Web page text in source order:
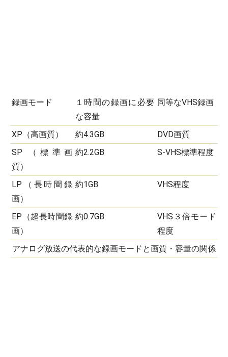
録画モード
１時間の録画に必要
な容量
同等なVHS録画
XP（高画質） 約4.3GB
DVD画質
SP （標準画
質）
約2.2GB S-VHS標準程度
LP（長時間録
画）
約1GB VHS程度
EP（超長時間録
画）
約0.7GB
VHS３倍モード
程度
アナログ放送の代表的な録画モードと画質・容量の関係